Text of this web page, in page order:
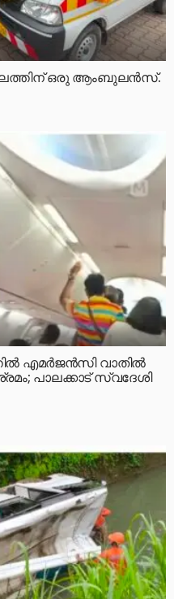
ഒരു ആംബുലൻസ്.
എമർജൻസി വാതിൽ
പാലക്കാട് സ്വദേശി